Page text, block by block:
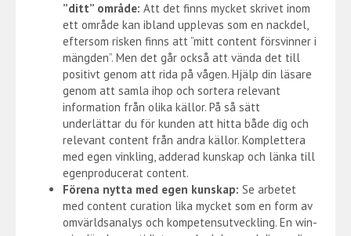
”ditt” område: Att det finns mycket skrivet inom
ett område kan ibland upplevas som en nackdel,
eftersom risken finns att ”mitt content försvinner i
mängden”. Men det går också att vända det till
positivt genom att rida på vågen. Hjälp din läsare
genom att samla ihop och sortera relevant
information från olika källor. På så sätt
underlättar du för kunden att hitta både dig och
relevant content från andra källor. Komplettera
med egen vinkling, adderad kunskap och länka till
egenproducerat content.
Förena nytta med egen kunskap: Se arbetet
med content curation lika mycket som en form av
omvärldsanalys och kompetensutveckling. En win-